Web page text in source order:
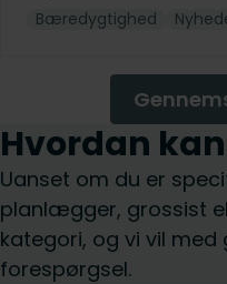
Bæredygtighed
Hvordan
Uanset om du er
planlægger, grossist
kategori, og vi vil
forespørgsel.